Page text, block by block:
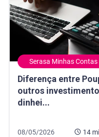
Serasa Minhas Contas
Diferença entre
outros
dinhei...
Diferença entre
Data de publicação 8 de
08/05/2026 14
14 minutos de leitura